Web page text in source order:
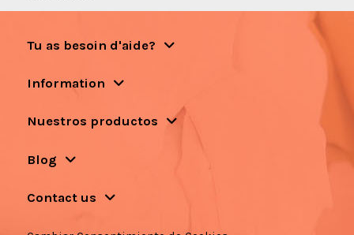
Tu as besoin d'aide?
Information
Nuestros productos
Blog
Contact us